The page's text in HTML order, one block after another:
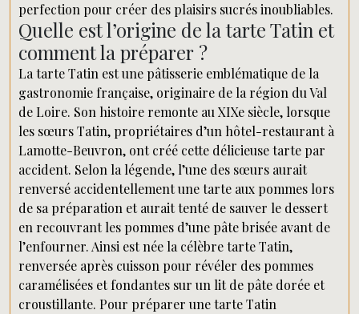
perfection pour créer des plaisirs sucrés inoubliables.
Quelle est l’origine de la tarte Tatin et
comment la préparer ?
La tarte Tatin est une pâtisserie emblématique de la
gastronomie française, originaire de la région du Val
de Loire. Son histoire remonte au XIXe siècle, lorsque
les sœurs Tatin, propriétaires d’un hôtel-restaurant à
Lamotte-Beuvron, ont créé cette délicieuse tarte par
accident. Selon la légende, l’une des sœurs aurait
renversé accidentellement une tarte aux pommes lors
de sa préparation et aurait tenté de sauver le dessert
en recouvrant les pommes d’une pâte brisée avant de
l’enfourner. Ainsi est née la célèbre tarte Tatin,
renversée après cuisson pour révéler des pommes
caramélisées et fondantes sur un lit de pâte dorée et
croustillante. Pour préparer une tarte Tatin